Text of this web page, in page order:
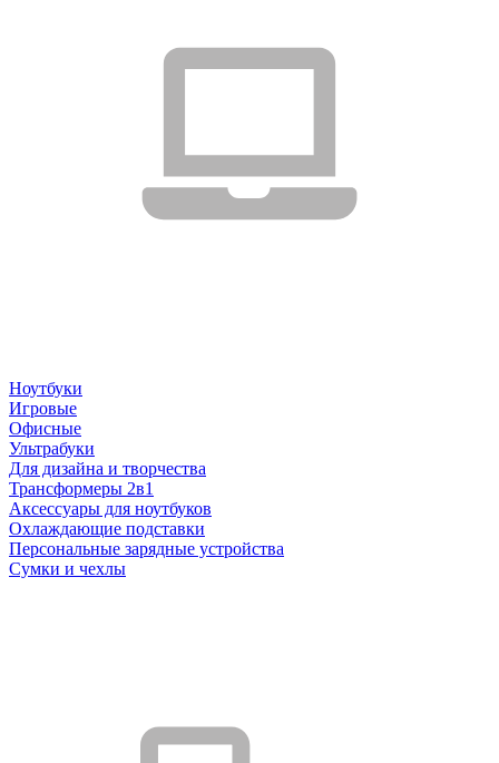
Ноутбуки
Игровые
Офисные
Ультрабуки
Для дизайна и творчества
Трансформеры 2в1
Аксессуары для ноутбуков
Охлаждающие подставки
Персональные зарядные устройства
Сумки и чехлы